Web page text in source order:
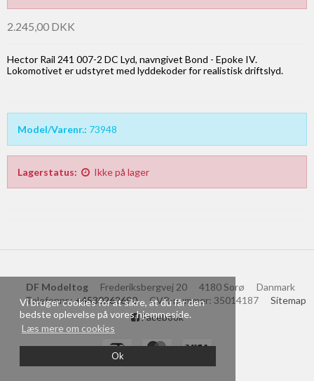
Vi bruger cookies for at sikre, at du får den
bedste oplevelse på vores hjemmeside.
Læs mere om cookies
Ok
2.245,00 DKK
Hector Rail 241 007-2 DC Lyd, navngivet Bond - Epoke IV.
Lokomotivet er udstyret med lyddekoder for realistisk driftslyd.
Model/Varenr.: 73948
Lagerstatus: Ikke på lager
DF Modeltog Frederiksbergvej 20 4180 Sorø
Danmark
Telefonnr.: +4530262690 CVR-nummer: 35014187
Sitemap
Facebook